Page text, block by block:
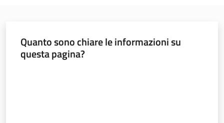
Quanto sono chiare le informazioni su
questa pagina?